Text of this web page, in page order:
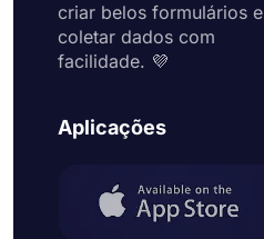
criar belos formulários e
coletar dados com
facilidade. 💜
Aplicações